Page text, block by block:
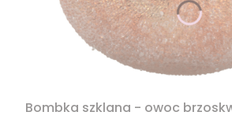
Bombka szklana - owoc